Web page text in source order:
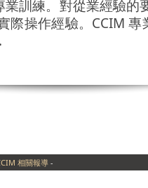
訓練。對從業經驗的
際操作經驗。CCIM
相關報導-